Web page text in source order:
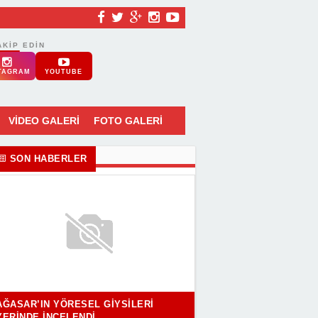
EDIN
YOUTUBE
VİDEO GALERİ FOTO GALERİ
SON HABERLER
YÖRESEL GIYSILERI